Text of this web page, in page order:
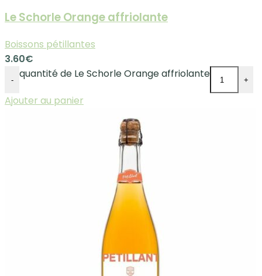
Le Schorle Orange affriolante
Boissons pétillantes
3.60€
- quantité de Le Schorle Orange affriolante +
Ajouter au panier